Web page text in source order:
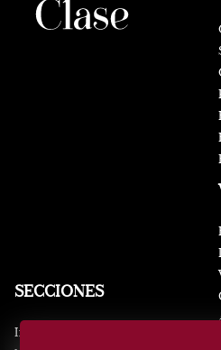
SECCIONES
Inicio